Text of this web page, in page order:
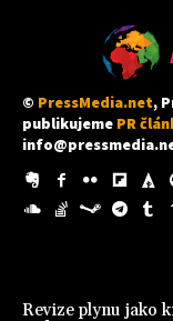
© PressMedia.net,
publikujeme PR
Revize plynu jako